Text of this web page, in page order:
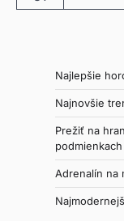
Najlepšie
Najnovšie
Prežiť na
podmienkach
Adrenalín na